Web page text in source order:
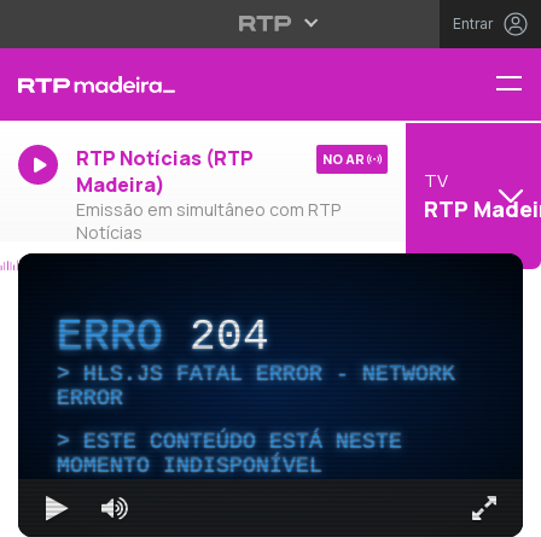
Entrar
RTP Notícias (RTP
Madeira)
Emissão em simultâneo com RTP
Notícias
NO AR
TV
RTP
ERRO204
HLS.JS FATAL ERROR - NETWORK
ERROR
ESTE CONTEÚDO ESTÁ NESTE
MOMENTO INDISPONÍVEL